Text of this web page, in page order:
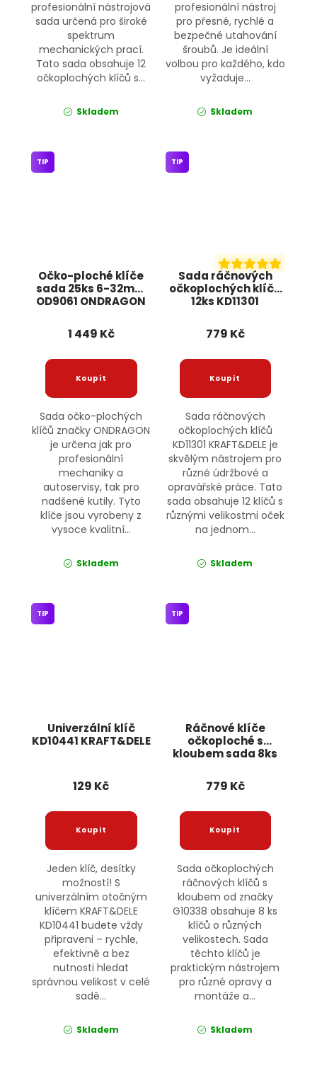
profesionální nástrojová
sada určená pro široké
spektrum
mechanických prací.
Tato sada obsahuje 12
očkoplochých klíčů s...
Skladem
profesionální nástroj
pro přesné, rychlé a
bezpečné utahování
šroubů. Je ideální
volbou pro každého, kdo
vyžaduje...
Skladem
Očko-ploché klíče
sada 25ks 6-32mm
OD9061 ONDRAGON
TIP
1 449 Kč
Sada očko-plochých
klíčů značky ONDRAGON
je určena jak pro
profesionální
mechaniky a
autoservisy, tak pro
nadšené kutily. Tyto
klíče jsou vyrobeny z
vysoce kvalitní...
Skladem
Sada ráčnových
očkoplochých klíčů
12ks KD11301
TIP
779 Kč
Sada ráčnových
očkoplochých klíčů
KD11301 KRAFT&DELE je
skvělým nástrojem pro
různé údržbové a
opravářské práce. Tato
sada obsahuje 12 klíčů s
různými velikostmi oček
na jednom...
Skladem
Univerzální klíč
KD10441 KRAFT&DELE
TIP
129 Kč
Jeden klíč, desítky
možností! S
univerzálním otočným
klíčem KRAFT&DELE
KD10441 budete vždy
připraveni – rychle,
efektivně a bez
nutnosti hledat
správnou velikost v celé
sadě...
Skladem
Ráčnové klíče
očkoploché s
kloubem sada 8ks
GEKO
TIP
779 Kč
Sada očkoplochých
ráčnových klíčů s
kloubem od značky
G10338 obsahuje 8 ks
klíčů o různých
velikostech. Sada
těchto klíčů je
praktickým nástrojem
pro různé opravy a
montáže a...
Skladem